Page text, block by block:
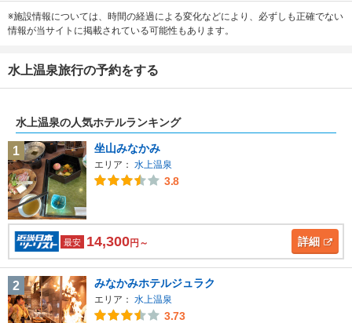
※施設情報については、時間の経過による変化などにより、必ずしも正確でない
情報が当サイトに掲載されている可能性もあります。
水上温泉旅行の予約をする
水上温泉の人気ホテルランキング
1 坐山みなかみ
エリア： 水上温泉
3.8
最安 14,300円～ 詳細
2 みなかみホテルジュラク
エリア： 水上温泉
3.73